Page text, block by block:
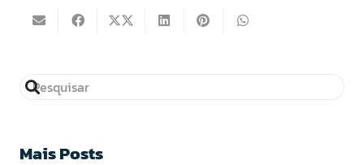
Mais Posts